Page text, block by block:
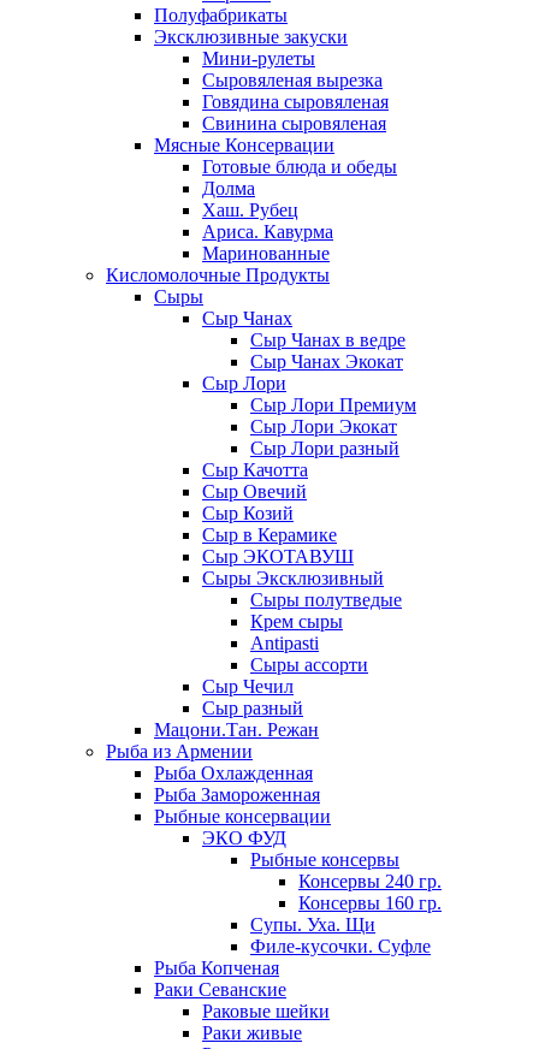
Полуфабрикаты
Эксклюзивные закуски
Мини-рулеты
Сыровяленая вырезка
Говядина сыровяленая
Свинина сыровяленая
Мясные Консервации
Готовые блюда и обеды
Долма
Хаш. Рубец
Ариса. Кавурма
Маринованные
Кисломолочные Продукты
Сыры
Сыр Чанах
Сыр Чанах в ведре
Сыр Чанах Экокат
Сыр Лори
Сыр Лори Премиум
Сыр Лори Экокат
Сыр Лори разный
Сыр Качотта
Сыр Овечий
Сыр Козий
Сыр в Керамике
Сыр ЭКОТАВУШ
Сыры Эксклюзивный
Сыры полутведые
Крем сыры
Antipasti
Сыры ассорти
Сыр Чечил
Сыр разный
Мацони.Тан. Режан
Рыба из Армении
Рыба Охлажденная
Рыба Замороженная
Рыбные консервации
ЭКО ФУД
Рыбные консервы
Консервы 240 гр.
Консервы 160 гр.
Супы. Уха. Щи
Филе-кусочки. Суфле
Рыба Копченая
Раки Севанские
Раковые шейки
Раки живые